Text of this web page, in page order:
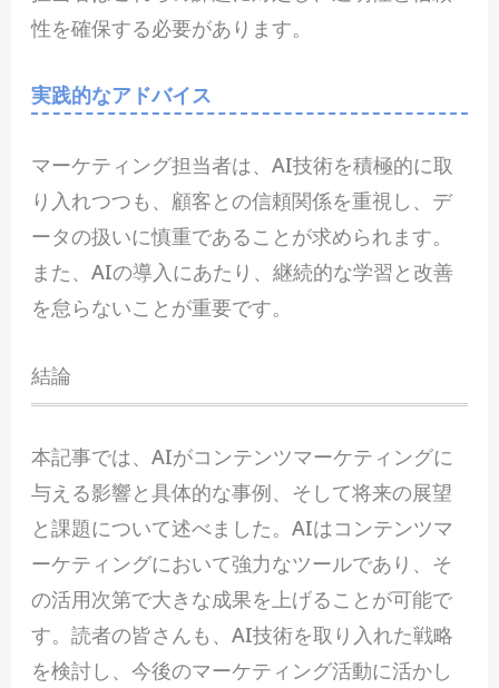
性を確保する必要があります。
実践的なアドバイス
マーケティング担当者は、AI技術を積極的に取
り入れつつも、顧客との信頼関係を重視し、デ
ータの扱いに慎重であることが求められます。
また、AIの導入にあたり、継続的な学習と改善
を怠らないことが重要です。
結論
本記事では、AIがコンテンツマーケティングに
与える影響と具体的な事例、そして将来の展望
と課題について述べました。AIはコンテンツマ
ーケティングにおいて強力なツールであり、そ
の活用次第で大きな成果を上げることが可能で
す。読者の皆さんも、AI技術を取り入れた戦略
を検討し、今後のマーケティング活動に活かし